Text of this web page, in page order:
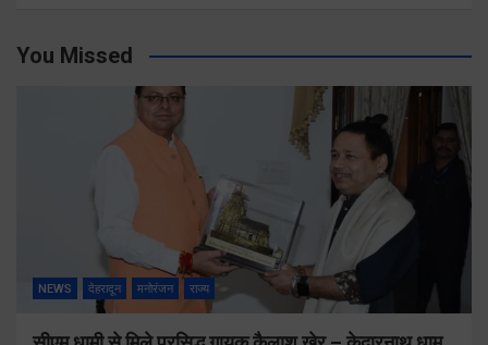
You Missed
NEWS देहरादून मनोरंजन राज्य